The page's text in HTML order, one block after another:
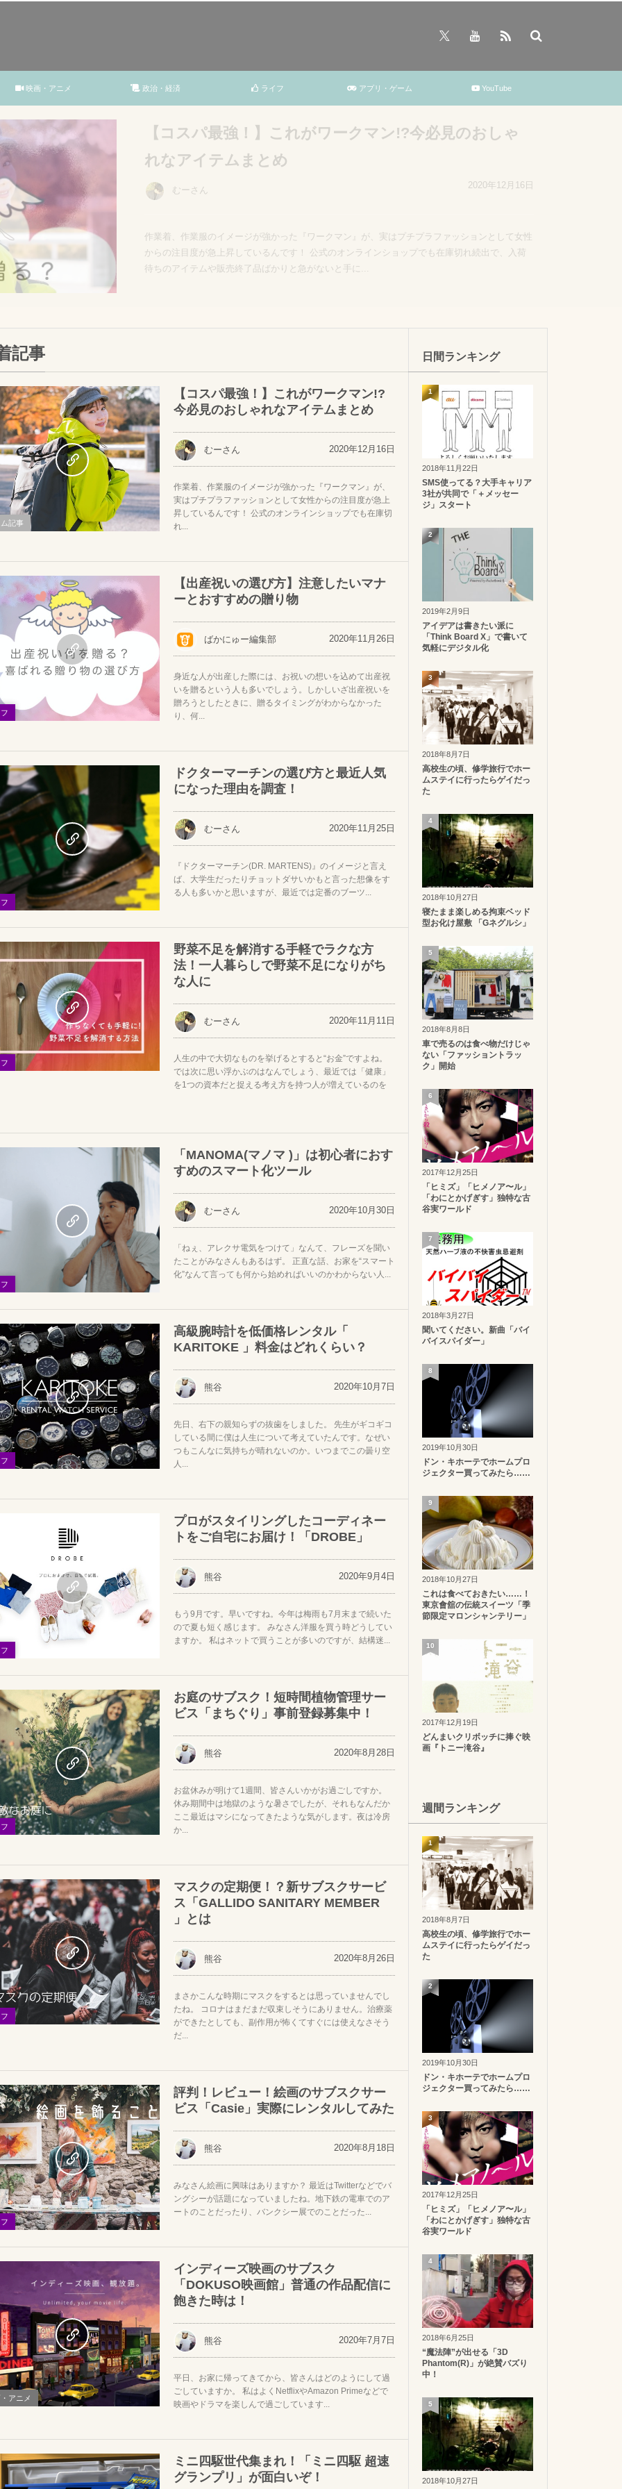
映画・アニメ 政治・経済 ライフ アプリ・ゲーム YouTube
むーさん
【出産祝いの選び方】注意したいマナーとおすすめの
贈り物
ばかにゅー編集部 2020年11月26日
身近な人が出産した際には、お祝いの想いを込めて出産祝いを贈るという人も多いでしょう。し
かしいざ出産祝いを贈ろうとしたときに、贈るタイミングがわからなかったり、何をプレゼント
したら良いか迷ってしまったりすることもあるのでは...
むーさん
むーさん
むーさん
熊谷
熊谷
熊谷
熊谷
熊谷
記事
記事
【コスパ最強！】これがワークマン!?
今必見のおしゃれなアイテムまとめ
むーさん 2020年12月16日
作業着、作業服のイメージが強かった『ワークマン』が、
実はプチプラファッションとして女性からの注目度が急上
昇しているんです！ 公式のオンラインショップでも在庫切
れ...
【出産祝いの選び方】注意したいマナ
ーとおすすめの贈り物
ばかにゅー編集部 2020年11月26日
身近な人が出産した際には、お祝いの想いを込めて出産祝
いを贈るという人も多いでしょう。しかしいざ出産祝いを
贈ろうとしたときに、贈るタイミングがわからなかった
り、何...
ドクターマーチンの選び方と最近人気
になった理由を調査！
むーさん 2020年11月25日
『ドクターマーチン(DR. MARTENS)』のイメージと言え
ば、大学生だったりチョットダサいかもと言った想像をす
る人も多いかと思いますが、最近では定番のブーツ...
野菜不足を解消する手軽でラクな方
法！一人暮らしで野菜不足になりがち
な人に
むーさん 2020年11月11日
人生の中で大切なものを挙げるとすると“お金”ですよね。
では次に思い浮かぶのはなんでしょう、最近では「健康」
を1つの資本だと捉える考え方を持つ人が増えているのを
「MANOMA(マノマ )」は初心者におす
すめのスマート化ツール
むーさん 2020年10月30日
「ねぇ、アレクサ電気をつけて」なんて、フレーズを聞い
たことがみなさんもあるはず。 正直な話、お家を“スマート
化”なんて言っても何から始めればいいのかわからない人...
高級腕時計を低価格レンタル「
KARITOKE 」料金はどれくらい？
熊谷 2020年10月7日
先日、右下の親知らずの抜歯をしました。 先生がギコギコ
している間に僕は人生について考えていたんです。なぜい
つもこんなに気持ちが晴れないのか。いつまでこの曇り空
人...
プロがスタイリングしたコーディネー
トをご自宅にお届け！「DROBE」
熊谷 2020年9月4日
もう9月です。早いですね。今年は梅雨も7月末まで続いた
ので夏も短く感じます。 みなさん洋服を買う時どうしてい
ますか。 私はネットで買うことが多いのですが、結構迷...
お庭のサブスク！短時間植物管理サー
ビス「まちぐり」事前登録募集中！
熊谷 2020年8月28日
お盆休みが明けて1週間、皆さんいかがお過ごしですか。
休み期間中は地獄のような暑さでしたが、それもなんだか
ここ最近はマシになってきたような気がします。夜は冷房
か...
マスクの定期便！？新サブスクサービ
ス「GALLIDO SANITARY MEMBER
」とは
熊谷 2020年8月26日
まさかこんな時期にマスクをするとは思っていませんでし
たね。 コロナはまだまだ収束しそうにありません。治療薬
ができたとしても、副作用が怖くてすぐには使えなさそう
だ...
評判！レビュー！絵画のサブスクサー
ビス「Casie」実際にレンタルしてみた
熊谷 2020年8月18日
みなさん絵画に興味はありますか？ 最近はTwitterなどでバ
ングシーが話題になっていましたね。地下鉄の電車でのア
ートのことだったり、バンクシー展でのことだった...
アニメ
インディーズ映画のサブスク
「DOKUSO映画館」普通の作品配信に
飽きた時は！
熊谷 2020年7月7日
平日、お家に帰ってきてから、皆さんはどのようにして過
ごしていますか。 私はよくNetflixやAmazon Primeなどで
映画やドラマを楽しんで過ごしています...
ミニ四駆世代集まれ！「ミニ四駆 超速
グランプリ」が面白いぞ！
日間ランキング
2018年11月22日
SMS使ってる？大手キャリア
3社が共同で「＋メッセー
ジ」スタート
1
2019年2月9日
アイデアは書きたい派に
「Think Board X」で書いて
気軽にデジタル化
2
2018年8月7日
高校生の頃、修学旅行でホー
ムステイに行ったらゲイだっ
た
3
2018年10月27日
寝たまま楽しめる拘束ベッド
型お化け屋敷 「Gネグルシ」
4
2018年8月8日
車で売るのは食べ物だけじゃ
ない「ファッショントラッ
ク」開始
5
2017年12月25日
「ヒミズ」「ヒメノア〜ル」
「わにとかげぎす」独特な古
谷実ワールド
6
2018年3月27日
聞いてください。新曲「バイ
バイスパイダー」
7
2019年10月30日
ドン・キホーテでホームプロ
ジェクター買ってみたら……
8
2018年10月27日
これは食べておきたい……！
東京會舘の伝統スイーツ「季
節限定マロンシャンテリー」
9
2017年12月19日
どんまいクリボッチに捧ぐ映
画『トニー滝谷』
10
週間ランキング
2018年8月7日
高校生の頃、修学旅行でホー
ムステイに行ったらゲイだっ
た
1
2019年10月30日
ドン・キホーテでホームプロ
ジェクター買ってみたら……
2
2017年12月25日
「ヒミズ」「ヒメノア〜ル」
「わにとかげぎす」独特な古
谷実ワールド
3
2018年6月25日
“魔法陣”が出せる「3D
Phantom(R)」が絶賛バズり
中！
4
2018年10月27日
5